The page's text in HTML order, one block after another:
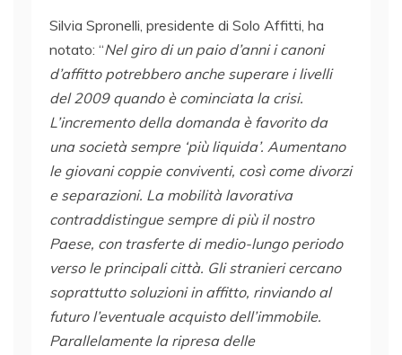
Silvia Spronelli, presidente di Solo Affitti, ha
notato: “Nel giro di un paio d’anni i canoni
d’affitto potrebbero anche superare i livelli
del 2009 quando è cominciata la crisi.
L’incremento della domanda è favorito da
una società sempre ‘più liquida’. Aumentano
le giovani coppie conviventi, così come divorzi
e separazioni. La mobilità lavorativa
contraddistingue sempre di più il nostro
Paese, con trasferte di medio-lungo periodo
verso le principali città. Gli stranieri cercano
soprattutto soluzioni in affitto, rinviando al
futuro l’eventuale acquisto dell’immobile.
Parallelamente la ripresa delle